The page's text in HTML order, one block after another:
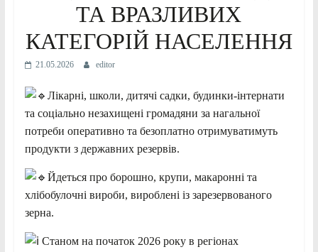
ТА ВРАЗЛИВИХ
КАТЕГОРІЙ НАСЕЛЕННЯ
21.05.2026 editor
Лікарні, школи, дитячі садки, будинки-інтернати
та соціально незахищені громадяни за нагальної
потреби оперативно та безоплатно отримуватимуть
продукти з державних резервів.
Йдеться про борошно, крупи, макаронні та
хлібобулочні вироби, вироблені із зарезервованого
зерна.
Станом на початок 2026 року в регіонах